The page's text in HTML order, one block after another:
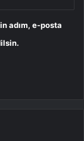
adım, e-posta